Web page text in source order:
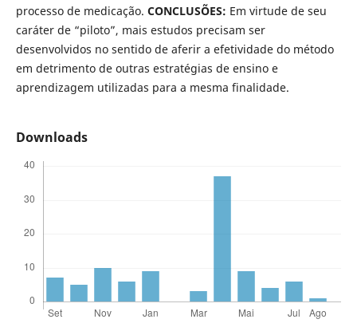
processo de medicação. CONCLUSÕES: Em virtude de seu
caráter de “piloto”, mais estudos precisam ser
desenvolvidos no sentido de aferir a efetividade do método
em detrimento de outras estratégias de ensino e
aprendizagem utilizadas para a mesma finalidade.
Downloads